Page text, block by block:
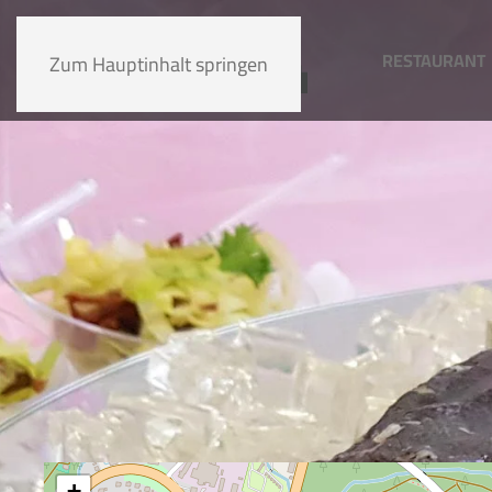
Zum Hauptinhalt springen RESTAURANT